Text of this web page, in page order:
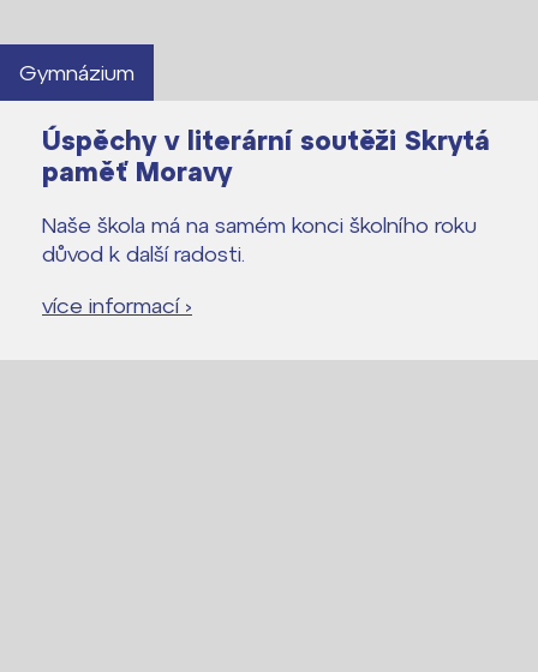
Gymnázium
Úspěchy v literární soutěži Skrytá
paměť Moravy
Naše škola má na samém konci školního roku
důvod k další radosti.
více informací ›